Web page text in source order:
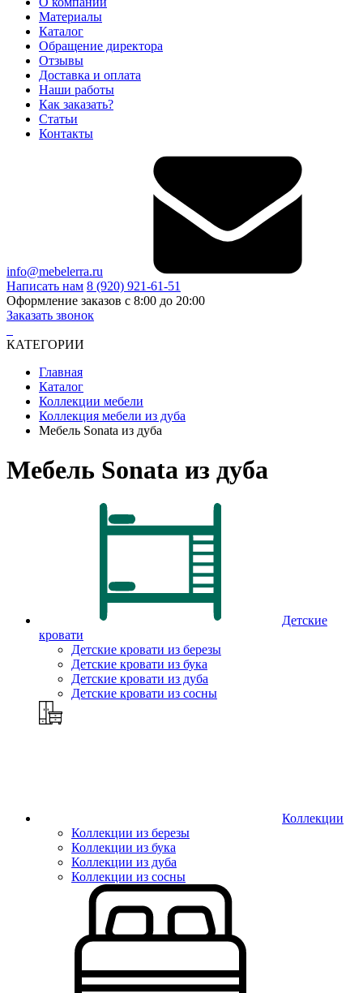
Материалы
Каталог
Обращение директора
Отзывы
Доставка и оплата
Наши работы
Как заказать?
Статьи
Контакты
info@mebelerra.ru
Написать нам 8 (920) 921-61-51
Оформление заказов с 8:00 до 20:00
Заказать звонок
КАТЕГОРИИ
Главная
Каталог
Коллекции мебели
Коллекция мебели из дуба
Мебель Sonata из дуба
Мебель Sonata из дуба
Детские
кровати
Детские кровати из березы
Детские кровати из бука
Детские кровати из дуба
Детские кровати из сосны
Коллекции
Коллекции из березы
Коллекции из бука
Коллекции из дуба
Коллекции из сосны